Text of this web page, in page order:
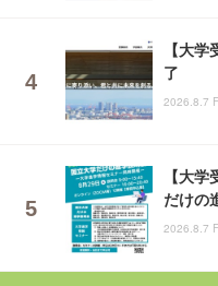
【大
了
2026.8.7
【大
だけの
2026.8.7